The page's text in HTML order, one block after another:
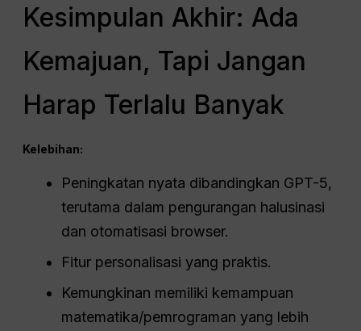
Kesimpulan Akhir: Ada
Kemajuan, Tapi Jangan
Harap Terlalu Banyak
Kelebihan:
Peningkatan nyata dibandingkan GPT-5,
terutama dalam pengurangan halusinasi
dan otomatisasi browser.
Fitur personalisasi yang praktis.
Kemungkinan memiliki kemampuan
matematika/pemrograman yang lebih